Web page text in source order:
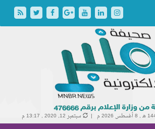
8 أغسطس 2026 م | سبتمبر 12, 2020 , 13:17 م